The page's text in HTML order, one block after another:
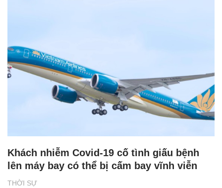
THỜI SỰ
Khách nhiễm Covid-19 cố tình giấu bệnh
lên máy bay có thể bị cấm bay vĩnh viễn